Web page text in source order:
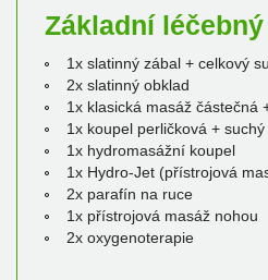
Základní
1x slatinný zábal + celkový
2x slatinný obklad
1x klasická masáž částečná
1x koupel perličková + suchý
1x hydromasážní koupel
1x Hydro-Jet (přístrojová
2x parafín na ruce
1x přístrojová masáž nohou
2x oxygenoterapie